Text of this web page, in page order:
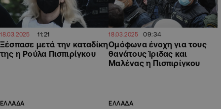
18.03.2025 11:21
Ξέσπασε μετά την καταδίκη
της η Ρούλα Πισπιρίγκου
18.03.2025 09:34
Ομόφωνα ένοχη για τους
θανάτους Ίριδας και
Μαλένας η Πισπιρίγκου
ΕΛΛΑΔΑ ΕΛΛΑΔΑ